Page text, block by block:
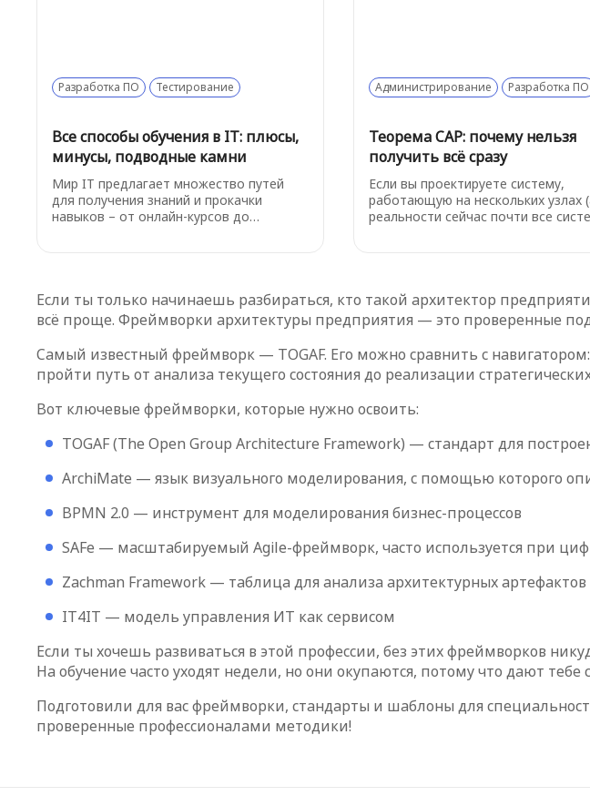
Разработка ПО Тестирование
Все способы обучения в IT: плюсы,
минусы, подводные камни
Мир IT предлагает множество путей
для получения знаний и прокачки
навыков – от онлайн-курсов до
разберем суть каждого подхода, их
преимущества, недостатки, возможные
подводные камни и приведем примеры
популярных платформ и ресурсов в
России.
Администрирование Разработка ПО
Теорема CAP: почему нельзя
получить всё сразу
Если вы проектируете систему,
работающую на нескольких узлах
реальности сейчас почти все
напоминает: вы не можете
сразу - согласованность,
устойчивость к разделению сети.
Если ты только начинаешь разбираться, кто такой архитектор
всё проще. Фреймворки архитектуры предприятия — это проверенные
Самый известный фреймворк — TOGAF. Его можно сравнить с
пройти путь от анализа текущего состояния до реализации
Вот ключевые фреймворки, которые нужно освоить:
TOGAF (The Open Group Architecture Framework) — стандарт для
ArchiMate — язык визуального моделирования, с помощью которого
BPMN 2.0 — инструмент для моделирования бизнес-процессов
SAFe — масштабируемый Agile-фреймворк, часто используется при
Zachman Framework — таблица для анализа архитектурных артефактов
IT4IT — модель управления ИТ как сервисом
Если ты хочешь развиваться в этой профессии, без этих фреймворков
На обучение часто уходят недели, но они окупаются, потому что дают
Подготовили для вас фреймворки, стандарты и шаблоны для
проверенные профессионалами методики!